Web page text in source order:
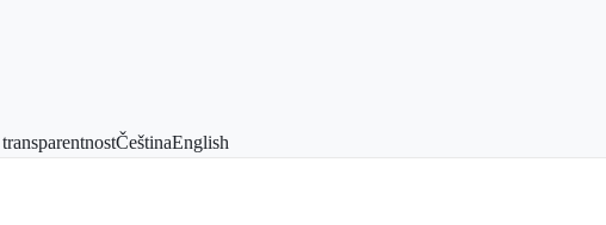
ČeštinaEnglish